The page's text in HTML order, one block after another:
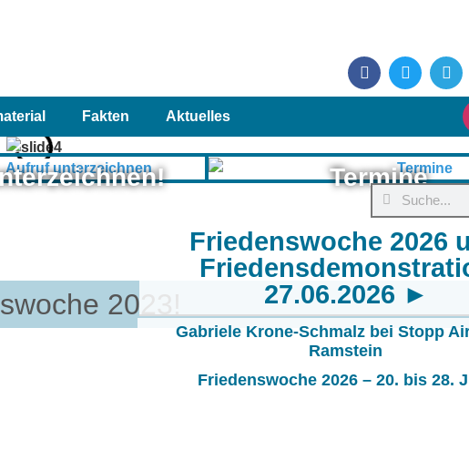
Fakten Aktuelles
Friedenswoche 2026
27.06.2026 ►
Gabriele Krone-Schmalz bei Stopp
Ramstein
Friedenswoche 2026 – 20. bis 28.
Termine
2023!